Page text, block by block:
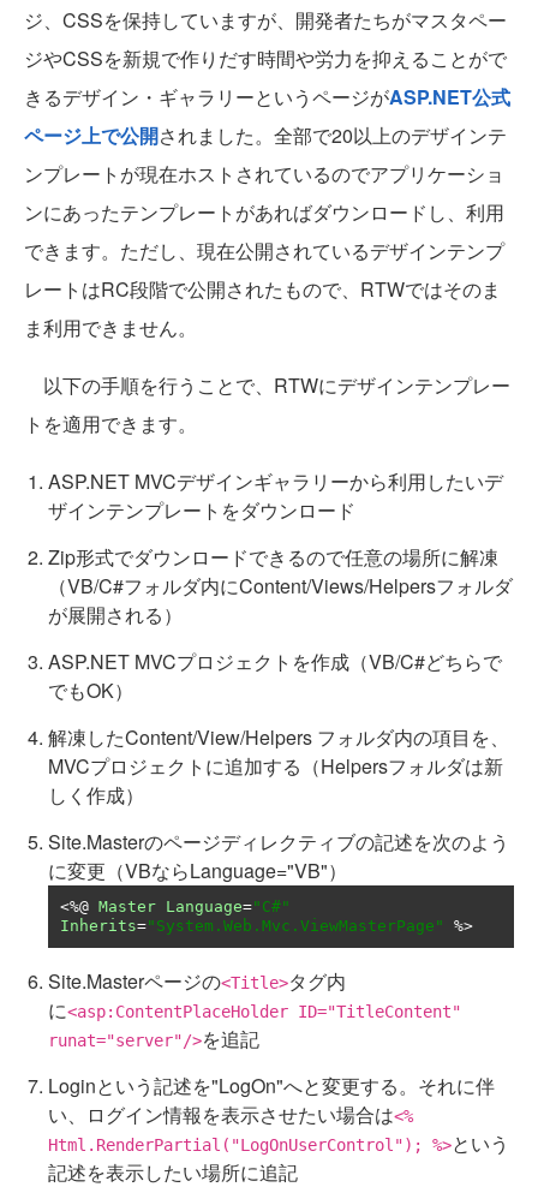
ジ、CSSを保持していますが、開発者たちがマスタペー
ジやCSSを新規で作りだす時間や労力を抑えることがで
きるデザイン・ギャラリーというページがASP.NET公式
ページ上で公開されました。全部で20以上のデザインテ
ンプレートが現在ホストされているのでアプリケーショ
ンにあったテンプレートがあればダウンロードし、利用
できます。ただし、現在公開されているデザインテンプ
レートはRC段階で公開されたもので、RTWではそのま
ま利用できません。
以下の手順を行うことで、RTWにデザインテンプレー
トを適用できます。
ASP.NET MVCデザインギャラリーから利用したいデ
ザインテンプレートをダウンロード
Zip形式でダウンロードできるので任意の場所に解凍
（VB/C#フォルダ内にContent/Views/Helpersフォルダ
が展開される）
ASP.NET MVCプロジェクトを作成（VB/C#どちらで
でもOK）
解凍したContent/View/Helpers フォルダ内の項目を、
MVCプロジェクトに追加する（Helpersフォルダは新
しく作成）
Site.Masterのページディレクティブの記述を次のよう
に変更（VBならLanguage="VB"）
<%@ Master Language="C#"
Inherits="System.Web.Mvc.ViewMasterPage" %>
Site.Masterページの<Title>タグ内
に<asp:ContentPlaceHolder ID="TitleContent"
runat="server"/>を追記
Loginという記述を"LogOn"へと変更する。それに伴
い、ログイン情報を表示させたい場合は<%
Html.RenderPartial("LogOnUserControl"); %>という
記述を表示したい場所に追記